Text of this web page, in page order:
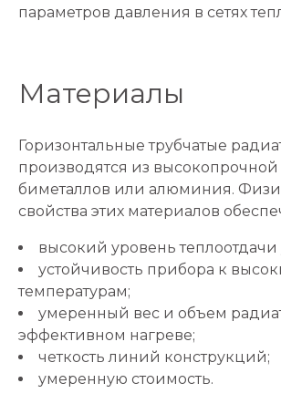
параметров давления в сетях
Материалы
Горизонтальные трубчатые
производятся из высокопрочной
биметаллов или алюминия.
свойства этих материалов
высокий уровень теплоотдачи
устойчивость прибора к
температурам;
умеренный вес и объем
эффективном нагреве;
четкость линий конструкций;
умеренную стоимость.